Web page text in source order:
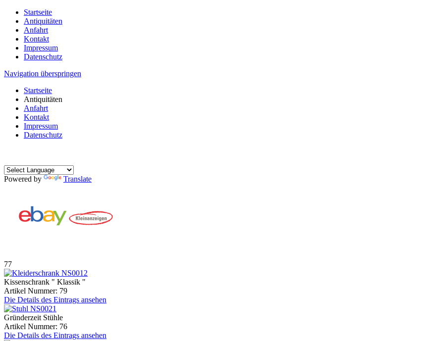
Startseite
Antiquitäten
Anfahrt
Kontakt
Impressum
Datenschutz
Navigation überspringen
Startseite
Antiquitäten
Anfahrt
Kontakt
Impressum
Datenschutz
Powered by Translate
77
Kissenschrank " Klassik "
Artikel Nummer: 79
Die Details des Eintrags ansehen
Gründerzeit Stühle
Artikel Nummer: 76
Die Details des Eintrags ansehen